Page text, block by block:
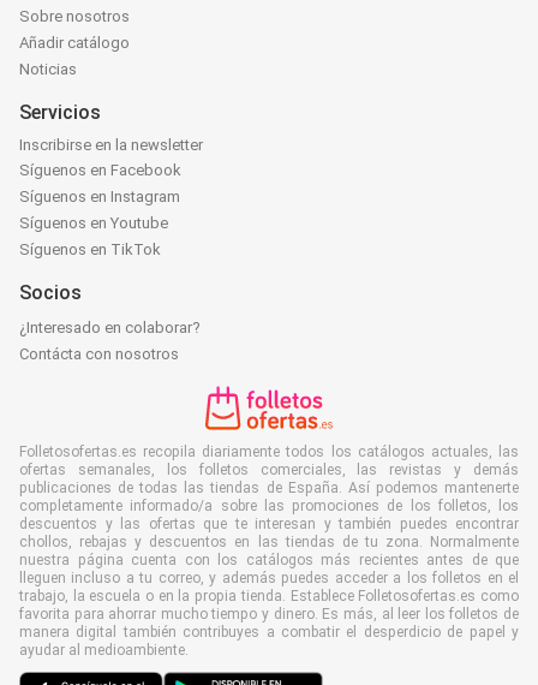
Sobre nosotros
Añadir catálogo
Noticias
Servicios
Inscribirse en la newsletter
Síguenos en Facebook
Síguenos en Instagram
Síguenos en Youtube
Síguenos en TikTok
Socios
¿Interesado en colaborar?
Contácta con nosotros
Folletosofertas.es recopila diariamente todos los catálogos actuales, las
ofertas semanales, los folletos comerciales, las revistas y demás
publicaciones de todas las tiendas de España. Así podemos mantenerte
completamente informado/a sobre las promociones de los folletos, los
descuentos y las ofertas que te interesan y también puedes encontrar
chollos, rebajas y descuentos en las tiendas de tu zona. Normalmente
nuestra página cuenta con los catálogos más recientes antes de que
lleguen incluso a tu correo, y además puedes acceder a los folletos en el
trabajo, la escuela o en la propia tienda. Establece Folletosofertas.es como
favorita para ahorrar mucho tiempo y dinero. Es más, al leer los folletos de
manera digital también contribuyes a combatir el desperdicio de papel y
ayudar al medioambiente.